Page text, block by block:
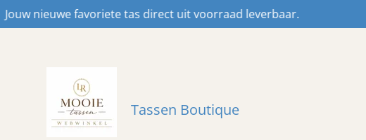
Jouw nieuwe favoriete tas direct uit voorraad leverbaar.
Tassen Boutique